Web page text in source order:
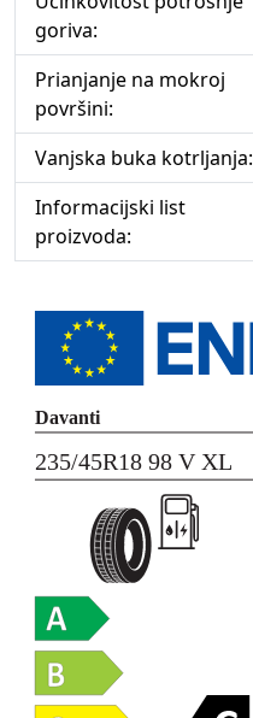
goriva:
Prianjanje na mokroj
površini:
Vanjska buka kotrljanja:
Informacijski list
proizvoda: